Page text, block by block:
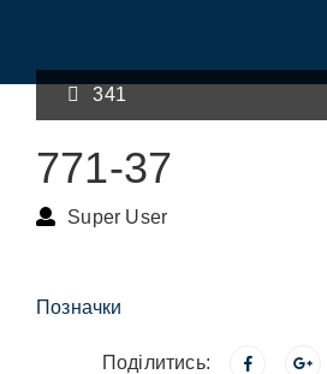
341
771-37
Super User
Позначки
Поділитись: